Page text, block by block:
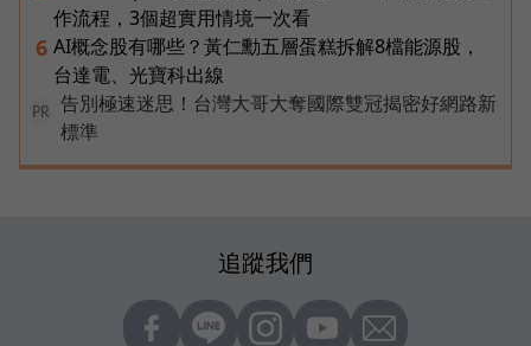
作流程，3個超實用情境一次看
6 AI概念股有哪些？黃仁勳五層蛋糕拆解8檔能源股，
台達電、光寶科出線
PR
告別極速迷思！台灣大哥大奪國際雙冠揭密好網路新
標準
追蹤我們